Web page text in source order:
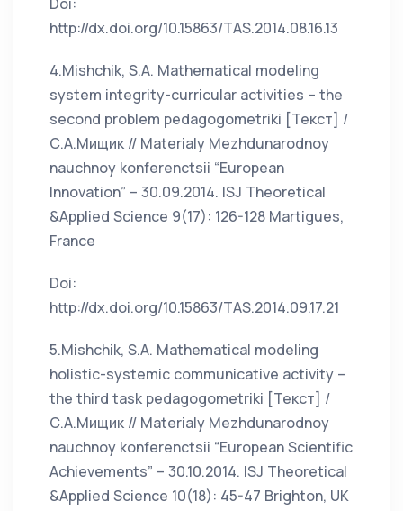
Doi:
http://dx.doi.org/10.15863/TAS.2014.08.16.13
4.Mishchik, S.A. Mathematical modeling
system integrity-curricular activities – the
second problem pedagogometriki [Текст] /
С.А.Мищик // Materialy Mezhdunarodnoy
nauchnoy konferenctsii “European
Innovation” – 30.09.2014. ISJ Theoretical
&Applied Science 9(17): 126-128 Martigues,
France
Doi:
http://dx.doi.org/10.15863/TAS.2014.09.17.21
5.Mishchik, S.A. Mathematical modeling
holistic-systemic communicative activity –
the third task pedagogometriki [Текст] /
С.А.Мищик // Materialy Mezhdunarodnoy
nauchnoy konferenctsii “European Scientific
Achievements” – 30.10.2014. ISJ Theoretical
&Applied Science 10(18): 45-47 Brighton, UK